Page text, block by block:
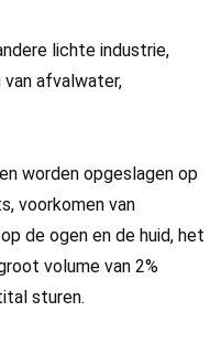
lichte industrie,
van afvalwater,
worden opgeslagen op
voorkomen van
de ogen en de huid, het
volume van 2%
sturen.